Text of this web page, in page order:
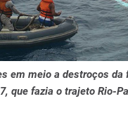
em meio a destroços da
que fazia o trajeto Rio-